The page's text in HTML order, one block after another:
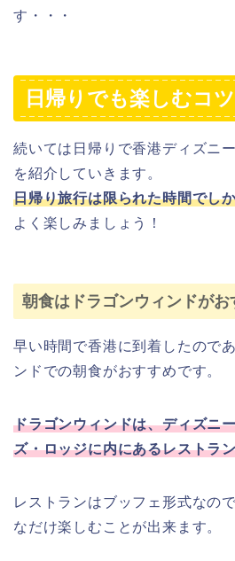
す・・・
日帰りでも楽しむコ
続いては日帰りで香港ディズニ
を紹介していきます。
日帰り旅行は限られた時間でし
よく楽しみましょう！
朝食はドラゴンウィンドがお
早い時間で香港に到着したので
ンドでの朝食がおすすめです。
ドラゴンウィンドは、ディズニ
ズ・ロッジに内にあるレストラ
レストランはブッフェ形式なの
なだけ楽しむことが出来ます。